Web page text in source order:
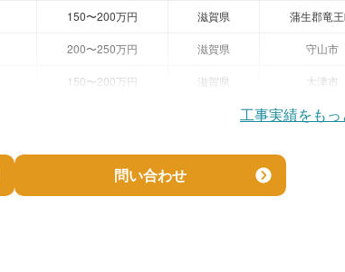
150〜200万円 滋賀県 蒲生郡竜
200〜250万円 滋賀県 守山市
150〜200万円 滋賀県 大津市
工事実績をも
問い合わせ